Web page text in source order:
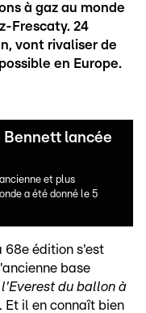
à gaz au monde
Frescaty. 24
vont rivaliser de
en Europe.
Bennett lancée
et plus
a été donné le 5
68e édition s'est
base
du ballon à
Et il en connaît bien